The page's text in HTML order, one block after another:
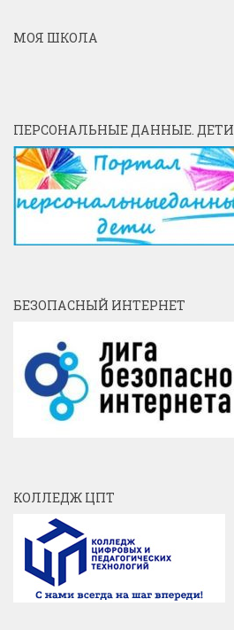
МОЯ ШКОЛА
ПЕРСОНАЛЬНЫЕ ДАННЫЕ. ДЕТИ
БЕЗОПАСНЫЙ ИНТЕРНЕТ
КОЛЛЕДЖ ЦПТ